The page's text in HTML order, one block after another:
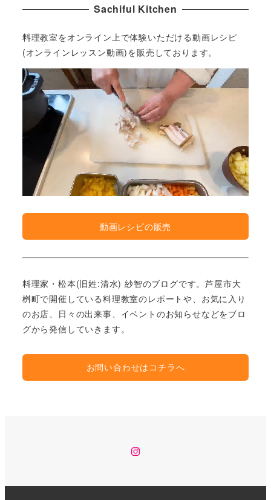
Sachiful Kitchen
料理教室をオンライン上で体験いただける動画レシピ
(オンラインレッスン動画)を販売しております。
動画レシピの販売
料理家・松本(旧姓:清水) 紗智のブログです。芦屋市大
桝町で開催している料理教室のレポートや、お気に入り
のお店、日々の出来事、イベントのお知らせなどをブロ
グから発信していきます。
お問い合わせはコチラへ
Instagram